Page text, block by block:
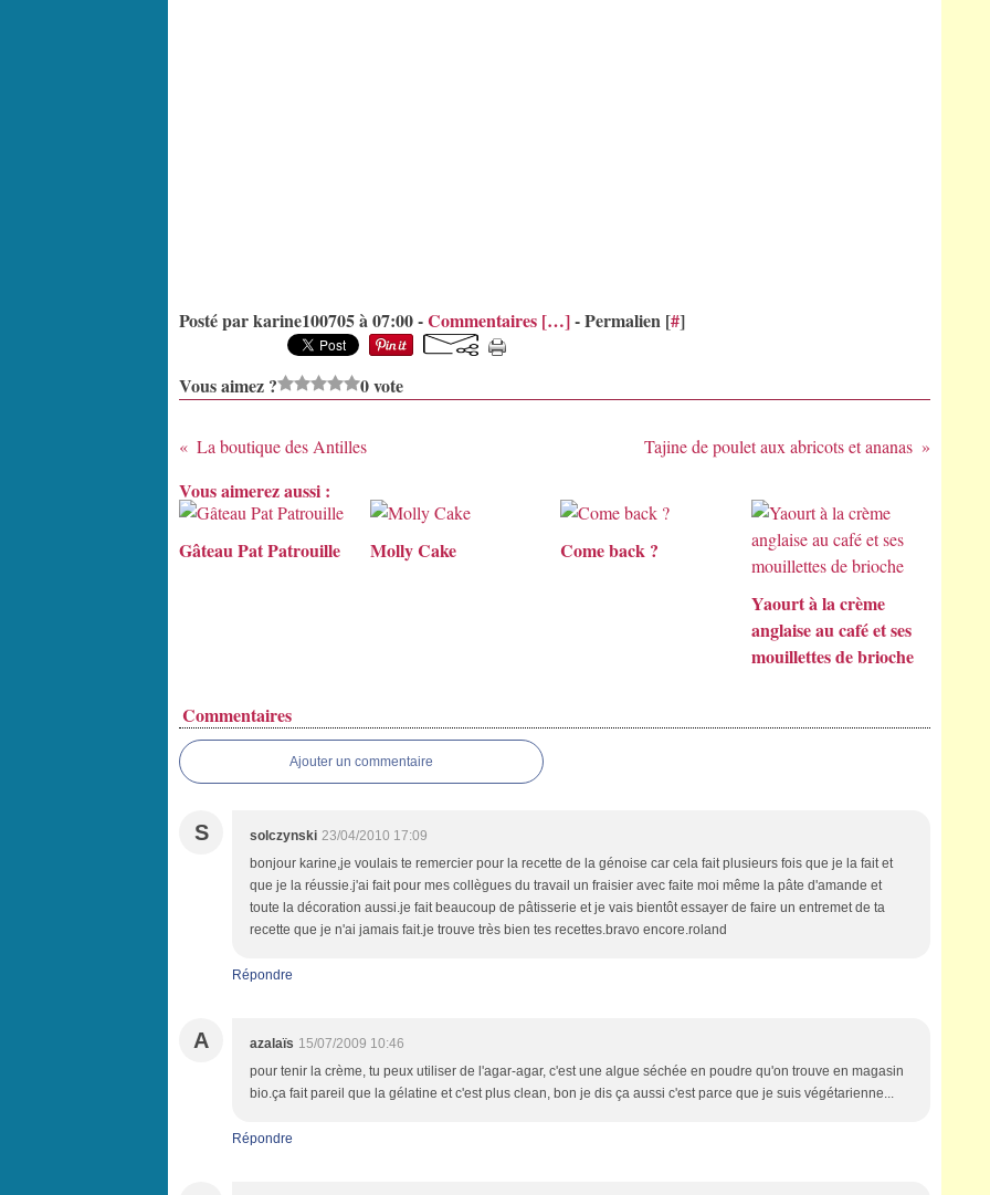
Posté par karine100705 à 07:00 -Commentaires […]- Permalien [#]
Vous aimez ? 0 vote
La boutique des Antilles Tajine de poulet aux abricots et ananas
Vous aimerez aussi :
Gâteau Pat Patrouille Molly Cake Come back ?
Yaourt à la crème
anglaise au café et ses
mouillettes de brioche
Commentaires
Ajouter un commentaire
S solczynski 23/04/2010 17:09
bonjour karine,je voulais te remercier pour la recette de la génoise car cela fait plusieurs fois que je la fait et
que je la réussie.j'ai fait pour mes collègues du travail un fraisier avec faite moi même la pâte d'amande et
toute la décoration aussi.je fait beaucoup de pâtisserie et je vais bientôt essayer de faire un entremet de ta
recette que je n'ai jamais fait.je trouve très bien tes recettes.bravo encore.roland
Répondre
A azalaïs 15/07/2009 10:46
pour tenir la crème, tu peux utiliser de l'agar-agar, c'est une algue séchée en poudre qu'on trouve en magasin
bio.ça fait pareil que la gélatine et c'est plus clean, bon je dis ça aussi c'est parce que je suis végétarienne...
Répondre